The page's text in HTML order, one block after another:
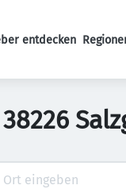
entdecken